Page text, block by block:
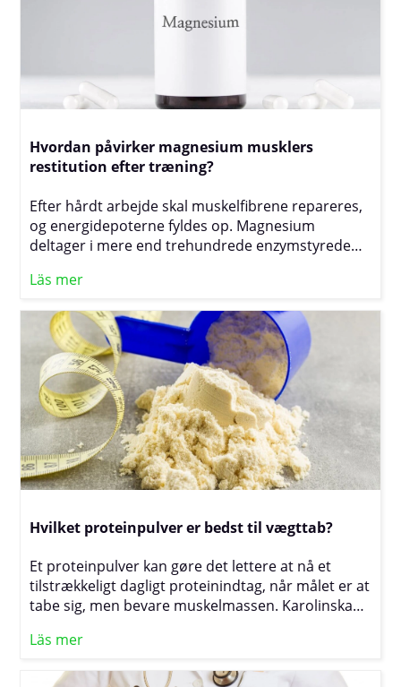
Hvordan påvirker magnesium musklers
restitution efter træning?
Efter hårdt arbejde skal muskelfibrene repareres,
og energidepoterne fyldes op. Magnesium
deltager i mere end trehundrede enzymstyrede
led i restitutionsprocessen. En tilstrækkelig
understøtter en normal energiomsætning og
reducerer risikoen for unødig spænding, der kan
forsinke næste træningspas.
Läs mer
Hvilket proteinpulver er bedst til vægttab?
Et proteinpulver kan gøre det lettere at nå et
tilstrækkeligt dagligt proteinindtag, når målet er at
tabe sig, men bevare muskelmassen. Karolinska
uden kosttilskud, hvis kosten rækker, men at
Läs mer